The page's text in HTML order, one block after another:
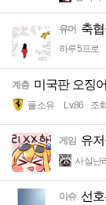
유머 축
하루5프로
계층 미국판 오징
풀소유 Lv.86 조
게임 유
사실난
이슈 선